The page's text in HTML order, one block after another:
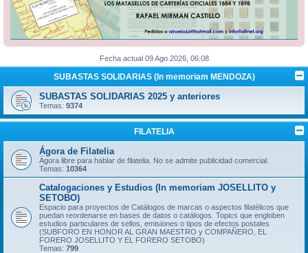
Fecha actual 09 Ago 2026, 06:08
SUBASTAS SOLIDARIAS (In memoriam MENDOZA)
SUBASTAS SOLIDARIAS 2025 y anteriores
Temas: 9374
FILATELIA
Ágora de Filatelia
Ágora libre para hablar de filatelia. No se admite publicidad comercial.
Temas: 10364
Catalogaciones y Estudios (In memoriam JOSELLITO y
SETOBO)
Espacio para proyectos de Catálogos de marcas o aspectos filatélicos que
puedan reordenarse en bases de datos o catálogos. Topics que engloben
estudios particulares de sellos, emisiones o tipos de efectos postales
(SUBFORO EN HONOR AL GRAN MAESTRO y COMPAÑERO, EL
FORERO JOSELLITO Y EL FORERO SETOBO)
Temas: 799